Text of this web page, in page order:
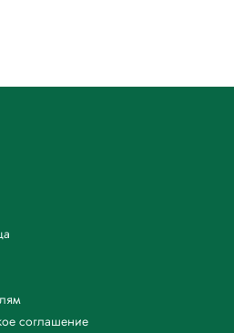
соглашение